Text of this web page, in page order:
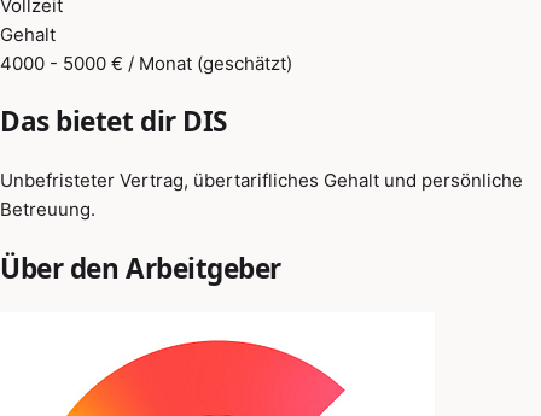
Vollzeit
Gehalt
4000 - 5000 € / Monat (geschätzt)
Das bietet dir DIS
Unbefristeter Vertrag, übertarifliches Gehalt und persönliche
Betreuung.
Über den Arbeitgeber